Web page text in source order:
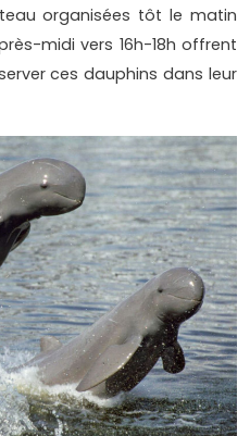
organisées tôt le matin
midi vers 16h-18h offrent
ces dauphins dans leur